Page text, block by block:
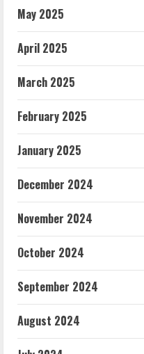
May 2025
April 2025
March 2025
February 2025
January 2025
December 2024
November 2024
October 2024
September 2024
August 2024